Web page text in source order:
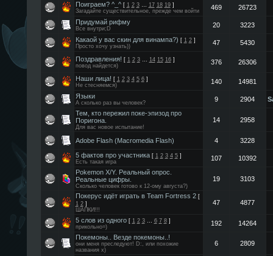
Поиграем? ^_^ [ 1 2 3… 17 18 19]
Загадайте существительное, прежде чем войти
469
26723
Придумай рифму
Все внутри;D 20
3223
Какаой у вас скин для винампа?) [ 1 2]
Просто хочу узнать))
47 5430
Поздравления! [ 1 2 3… 14 15 16]
повод найдется)
376 26306
Наши лица! [ 1 2 3 4 5 6]
Не стесняемся)
140
14981
Языки
А сколько раз вы человек? 9 2904
Тем, кто пережил поке-эпизод про
Поригона.
Для вас новое испытание!
14 2958
Adobe Flash (Macromedia Flash) 4
3228
5 фактов про участника [ 1 2 3 4 5]
Есть такая игра
107
10392
Pokemon X/Y. Реальный опрос.
Реальные цифры.
Cколько человек готово к 12-ому августа?)
19 3103
Покерус идёт играть в Team Fortress 2 [
1 2]
ШАПКИ!!!
47 4877
5 слов из одного [ 1 2 3… 6 7 8]
прикольно=)
192
14264
Покемоны.. Везде покемоны..!
они меня преследуют! D:, или похожие
названия х)
6 2809